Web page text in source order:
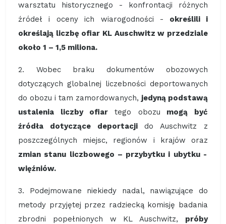
warsztatu historycznego - konfrontacji różnych
źródeł i oceny ich wiarogodności - określili i
określają liczbę ofiar KL Auschwitz w przedziale
około 1 – 1,5 miliona.
2. Wobec braku dokumentów obozowych
dotyczących globalnej liczebności deportowanych
do obozu i tam zamordowanych, jedyną podstawą
ustalenia liczby ofiar tego obozu mogą być
źródła dotyczące deportacji do Auschwitz z
poszczególnych miejsc, regionów i krajów oraz
zmian stanu liczbowego – przybytku i ubytku -
więźniów.
3. Podejmowane niekiedy nadal, nawiązujące do
metody przyjętej przez radziecką komisję badania
zbrodni popełnionych w KL Auschwitz, próby